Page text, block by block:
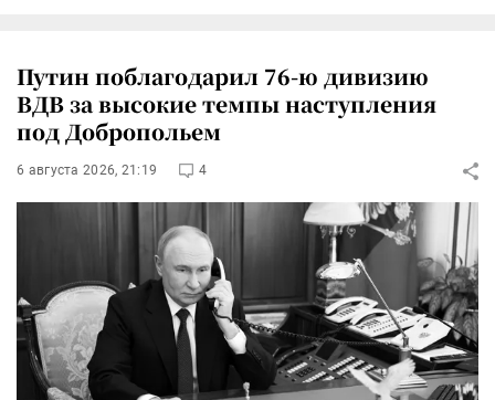
Путин поблагодарил 76-ю дивизию
ВДВ за высокие темпы наступления
под Добропольем
6 августа 2026, 21:19 4